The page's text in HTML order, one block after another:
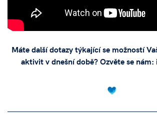
Máte další dotazy týkající se možností
aktivit v dnešní době? Ozvěte se